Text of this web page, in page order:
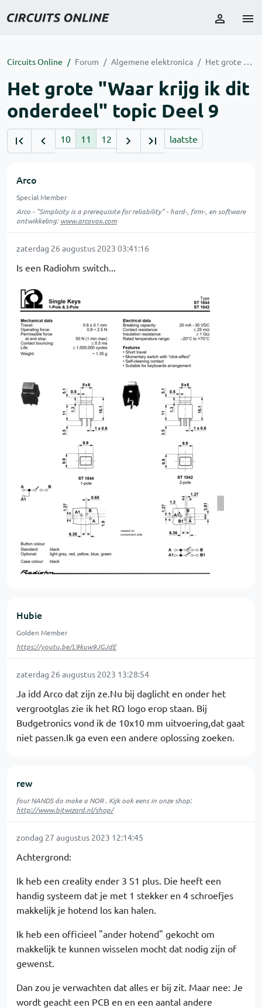
Circuits Online Forum Algemene elektronica Het grote "Waar krijg ik dit onderdeel" topic Deel 9
Het grote "Waar krijg ik dit
onderdeel" topic Deel 9
10 11 12 laatste
Arco
Special Member
Arco - "Simplicity is a prerequisite for reliability" - hard-, firm-, en software
ontwikkeling:www.arcovox.com
zaterdag 26 augustus 2023 03:41:16
Is een Radiohm switch...
Hubie
Golden Member
https://youtu.be/L9kuw9JGJdE
zaterdag 26 augustus 2023 13:28:54
Ja idd Arco dat zijn ze.Nu bij daglicht en onder het
vergrootglas zie ik het RΩ logo erop staan. Bij
Budgetronics vond ik de 10x10 mm uitvoering,dat gaat
niet passen.Ik ga even een andere oplossing zoeken.
rew
four NANDS do make a NOR . Kijk ook eens in onze shop:
http://www.bitwizard.nl/shop/
zondag 27 augustus 2023 12:14:45
Achtergrond:
Ik heb een creality ender 3 S1 plus. Die heeft een
handig systeem dat je met 1 stekker en 4 schroefjes
makkelijk je hotend los kan halen.
Ik heb een officieel "ander hotend" gekocht om
makkelijk te kunnen wisselen mocht dat nodig zijn of
gewenst.
Dan zou je verwachten dat alles er bij zit. Maar nee: Je
wordt geacht een PCB en en een aantal andere